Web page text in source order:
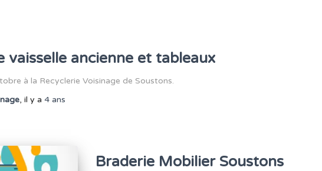
vaisselle ancienne et tableaux
à la Recyclerie Voisinage de Soustons.
, il y a 4 ans
Braderie Mobilier Soustons